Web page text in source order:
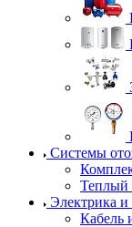
Системы
Теплый
Электрика и
Кабель